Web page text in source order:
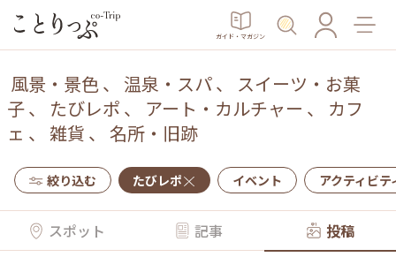
ガイド・マガジン
風景・景色、 温泉・スパ、 スイーツ・お菓
子、 たびレポ 、 アート・カルチャー 、 カフ
ェ 、 雑貨 、 名所・旧跡
絞り込む たびレポ イベント アクティビテ
スポット 記事 投稿